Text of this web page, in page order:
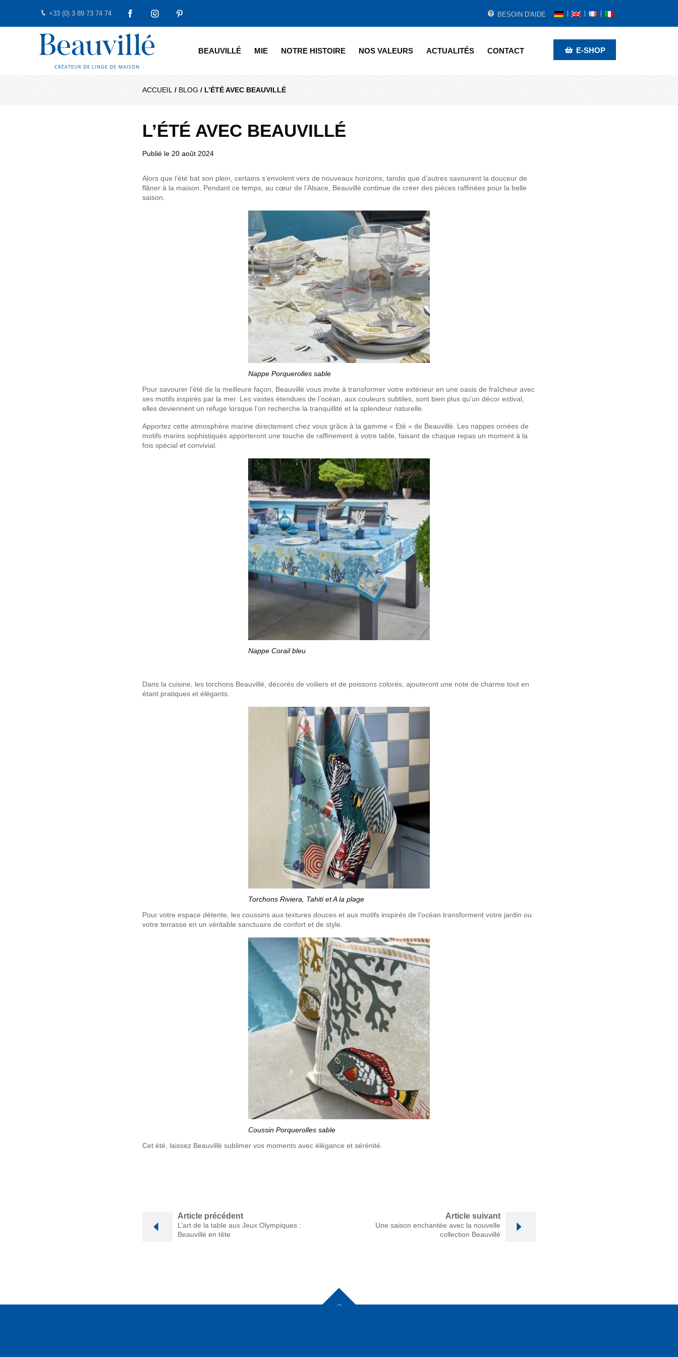
+33 (0) 3 89 73 74 74
FACEBOOKINSTAGRAMPINTEREST
BESOIN D'AIDE
Beauvillé Créateur par tradition
BEAUVILLÉ
MIE NOTRE HISTOIRE NOS VALEURS ACTUALITÉS CONTACT E-SHOP
ACCUEIL / BLOG / L’ÉTÉ AVEC BEAUVILLÉ
L’ÉTÉ AVEC BEAUVILLÉ
Publié le 20 août 2024
Alors que l’été bat son plein, certains s’envolent vers de nouveaux horizons, tandis que d’autres savourent la douceur de
flâner à la maison. Pendant ce temps, au cœur de l’Alsace, Beauvillé continue de créer des pièces raffinées pour la belle
saison.
Nappe Porquerolles sable
Pour savourer l’été de la meilleure façon, Beauvillé vous invite à transformer votre extérieur en une oasis de fraîcheur avec
ses motifs inspirés par la mer. Les vastes étendues de l’océan, aux couleurs subtiles, sont bien plus qu’un décor estival,
elles deviennent un refuge lorsque l’on recherche la tranquillité et la splendeur naturelle.
Apportez cette atmosphère marine directement chez vous grâce à la gamme « Eté » de Beauvillé. Les nappes ornées de
motifs marins sophistiqués apporteront une touche de raffinement à votre table, faisant de chaque repas un moment à la
fois spécial et convivial.
Nappe Corail bleu
Dans la cuisine, les torchons Beauvillé, décorés de voiliers et de poissons colorés, ajouteront une note de charme tout en
étant pratiques et élégants.
Torchons Riviera, Tahiti et A la plage
Pour votre espace détente, les coussins aux textures douces et aux motifs inspirés de l’océan transforment votre jardin ou
votre terrasse en un véritable sanctuaire de confort et de style.
Coussin Porquerolles sable
Cet été, laissez Beauvillé sublimer vos moments avec élégance et sérénité.
Article précédent
L’art de la table aux Jeux Olympiques :
Beauvillé en tête
Article suivant
Une saison enchantée avec la nouvelle
collection Beauvillé